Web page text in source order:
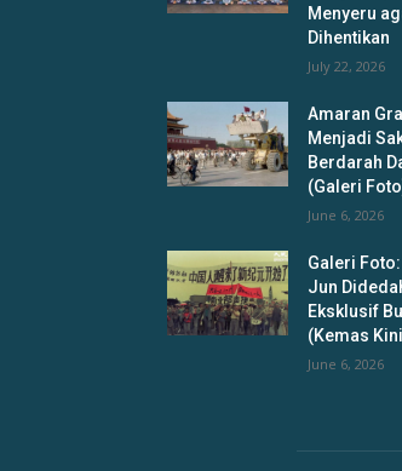
Menyeru
Dihentikan
July 22, 2026
Amaran
Menjadi
Berdarah
(Galeri
June 6, 2026
Galeri
Jun
Eksklusif
(Kemas
June 6, 2026